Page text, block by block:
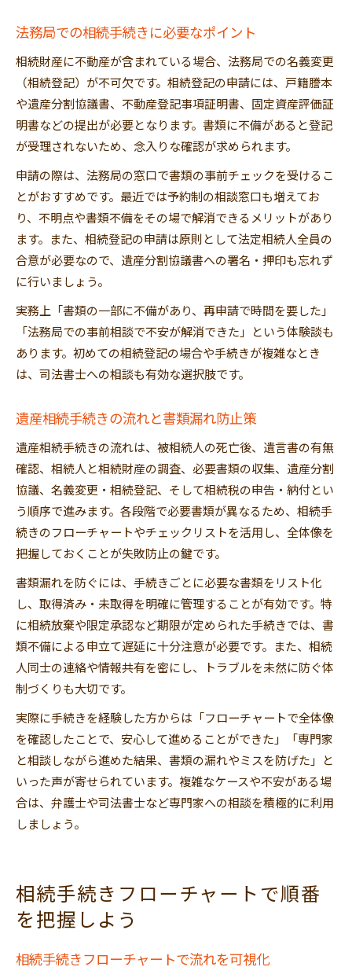
法務局での相続手続きに必要なポイント
相続財産に不動産が含まれている場合、法務局での名義変更
（相続登記）が不可欠です。相続登記の申請には、戸籍謄本
や遺産分割協議書、不動産登記事項証明書、固定資産評価証
明書などの提出が必要となります。書類に不備があると登記
が受理されないため、念入りな確認が求められます。
申請の際は、法務局の窓口で書類の事前チェックを受けるこ
とがおすすめです。最近では予約制の相談窓口も増えてお
り、不明点や書類不備をその場で解消できるメリットがあり
ます。また、相続登記の申請は原則として法定相続人全員の
合意が必要なので、遺産分割協議書への署名・押印も忘れず
に行いましょう。
実務上「書類の一部に不備があり、再申請で時間を要した」
「法務局での事前相談で不安が解消できた」という体験談も
あります。初めての相続登記の場合や手続きが複雑なとき
は、司法書士への相談も有効な選択肢です。
遺産相続手続きの流れと書類漏れ防止策
遺産相続手続きの流れは、被相続人の死亡後、遺言書の有無
確認、相続人と相続財産の調査、必要書類の収集、遺産分割
協議、名義変更・相続登記、そして相続税の申告・納付とい
う順序で進みます。各段階で必要書類が異なるため、相続手
続きのフローチャートやチェックリストを活用し、全体像を
把握しておくことが失敗防止の鍵です。
書類漏れを防ぐには、手続きごとに必要な書類をリスト化
し、取得済み・未取得を明確に管理することが有効です。特
に相続放棄や限定承認など期限が定められた手続きでは、書
類不備による申立て遅延に十分注意が必要です。また、相続
人同士の連絡や情報共有を密にし、トラブルを未然に防ぐ体
制づくりも大切です。
実際に手続きを経験した方からは「フローチャートで全体像
を確認したことで、安心して進めることができた」「専門家
と相談しながら進めた結果、書類の漏れやミスを防げた」と
いった声が寄せられています。複雑なケースや不安がある場
合は、弁護士や司法書士など専門家への相談を積極的に利用
しましょう。
相続手続きフローチャートで順番
を把握しよう
相続手続きフローチャートで流れを可視化